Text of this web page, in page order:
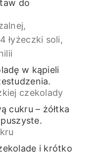
do
łyżeczki soli,
w kąpieli
czekolady
cukru – żółtka
i krótko